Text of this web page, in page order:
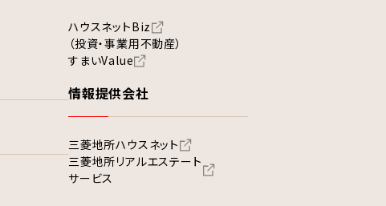
ハウスネットBiz
（投資・事業用不動産）
すまいValue
情報提供会社
三菱地所ハウスネット
三菱地所リアルエステート
サービス